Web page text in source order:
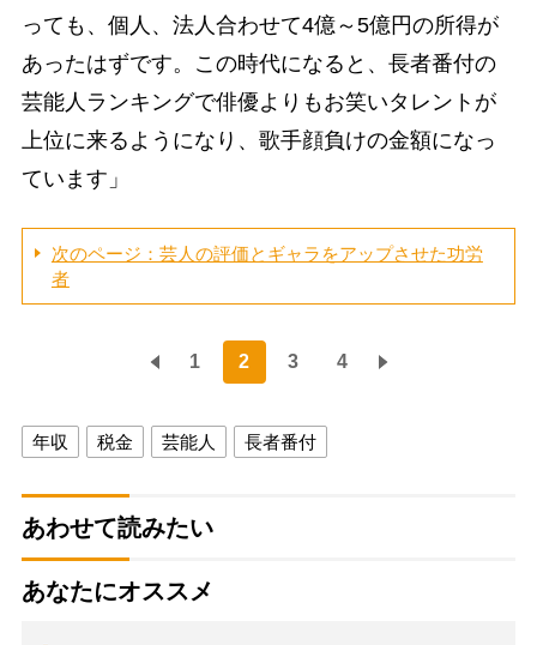
っても、個人、法人合わせて4億～5億円の所得が
あったはずです。この時代になると、長者番付の
芸能人ランキングで俳優よりもお笑いタレントが
上位に来るようになり、歌手顔負けの金額になっ
ています」
次のページ：芸人の評価とギャラをアップさせた功労
者
1 2 3 4
年収 税金 芸能人 長者番付
あわせて読みたい
あなたにオススメ